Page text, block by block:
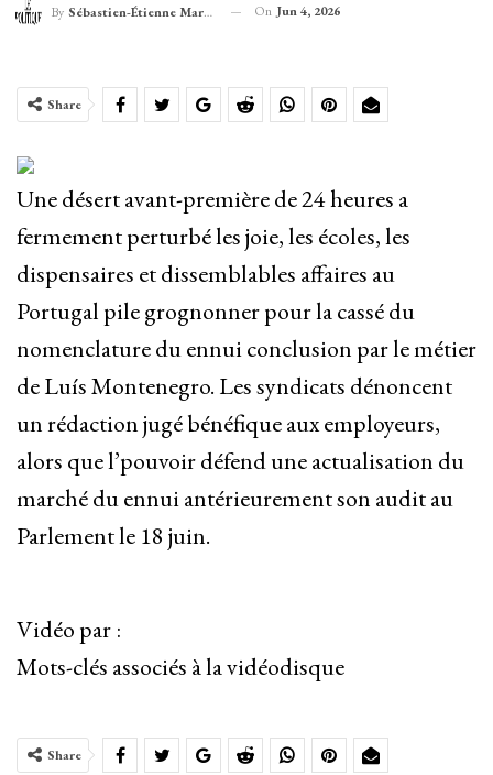
By Sébastien-Étienne Marechal On Jun 4, 2026
Share
Une désert avant-première de 24 heures a
fermement perturbé les joie, les écoles, les
dispensaires et dissemblables affaires au
Portugal pile grognonner pour la cassé du
nomenclature du ennui conclusion par le métier
de Luís Montenegro. Les syndicats dénoncent
un rédaction jugé bénéfique aux employeurs,
alors que l’pouvoir défend une actualisation du
marché du ennui antérieurement son audit au
Parlement le 18 juin.
Vidéo par :
Mots-clés associés à la vidéodisque
Share